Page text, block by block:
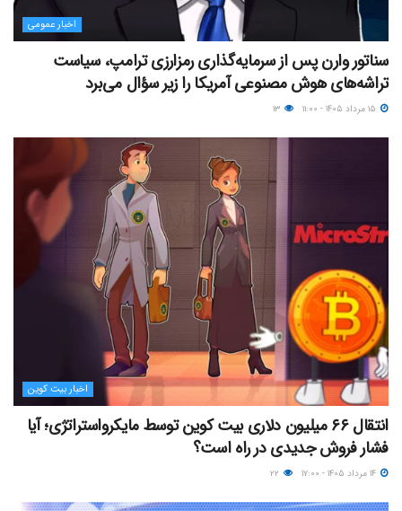
اخبار عمومی
سناتور وارن پس از سرمایه‌گذاری رمزارزی ترامپ، سیاست
تراشه‌های هوش مصنوعی آمریکا را زیر سؤال می‌برد
اخبار بیت کوین
انتقال ۶۶ میلیون دلاری بیت کوین توسط مایکرواستراتژی؛ آیا
فشار فروش جدیدی در راه است؟